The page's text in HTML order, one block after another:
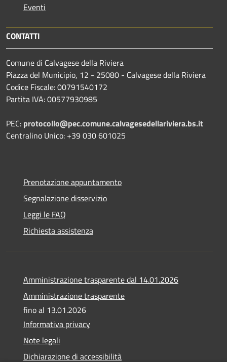
Eventi
CONTATTI
Comune di Calvagese della Riviera
Piazza del Municipio, 12 - 25080 - Calvagese della Riviera
Codice Fiscale: 00791540172
Partita IVA: 00577930985
PEC: protocollo@pec.comune.calvagesedellariviera.bs.it
Centralino Unico: +39 030 601025
Prenotazione appuntamento
Segnalazione disservizio
Leggi le FAQ
Richiesta assistenza
Amministrazione trasparente dal 14.01.2026
Amministrazione trasparente
fino al 13.01.2026
Informativa privacy
Note legali
Dichiarazione di accessibilità